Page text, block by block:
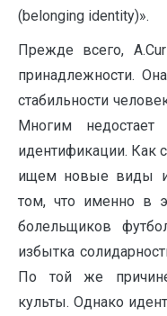
(belonging identity)».
Прежде всего,
принадлежности.
стабильности
Многим недостает
идентификации. Как
ищем новые виды
том, что именно в
болельщиков
избытка
По той же
культы. Однако